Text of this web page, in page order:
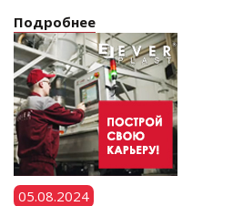
Подробнее
05.08.2024